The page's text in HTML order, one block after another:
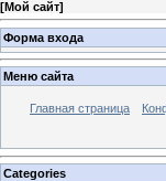
[Мой сайт]
Форма входа
Меню сайта
Главная страница
Categories